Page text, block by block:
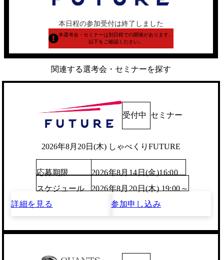
本日程の参加受付は終了しました
本選考会・セミナーは別日程での開催があります。
以下をご確認ください。
関連する選考会・セミナーを探す
受付中 セミナー
2026年8月20日(木) しゃべくりFUTURE
応募期限
2026年8月14日(金)16:00
スケジュール
2026年8月20日(木) 19:00～
詳細を見る
参加申し込み